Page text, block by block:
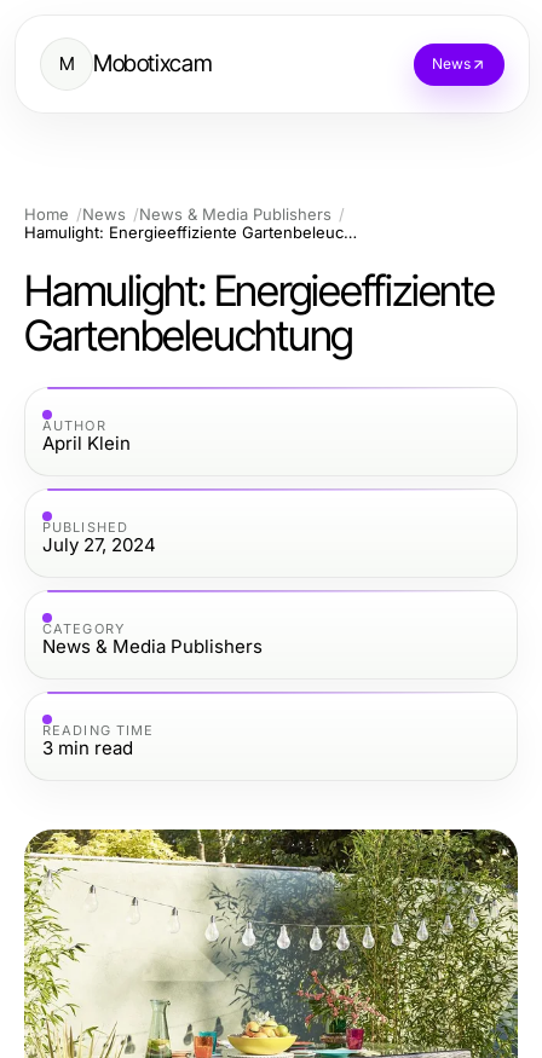
M Mobotixcam News
Home News
News & Media Publishers
Hamulight: Energieeffiziente Gartenbeleuchtung
Hamulight: Energieeffiziente
Gartenbeleuchtung
AUTHOR
April Klein
PUBLISHED
July 27, 2024
CATEGORY
News & Media Publishers
READING TIME
3 min read